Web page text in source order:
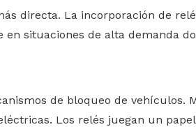
directa. La incorporación de
situaciones de alta demanda
de bloqueo de vehículos.
Los relés juegan un